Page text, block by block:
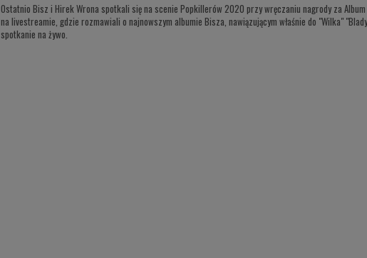
Ostatnio Bisz i Hirek Wrona spotkali się na scenie Popkillerów 2020 przy wręczaniu nagrody za
na livestreamie, gdzie rozmawiali o najnowszym albumie Bisza, nawiązującym właśnie do "Wilka"
spotkanie na żywo.